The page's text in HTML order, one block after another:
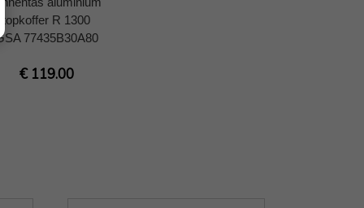
topkoffer R 1300
77435B30A80
€ 119.00